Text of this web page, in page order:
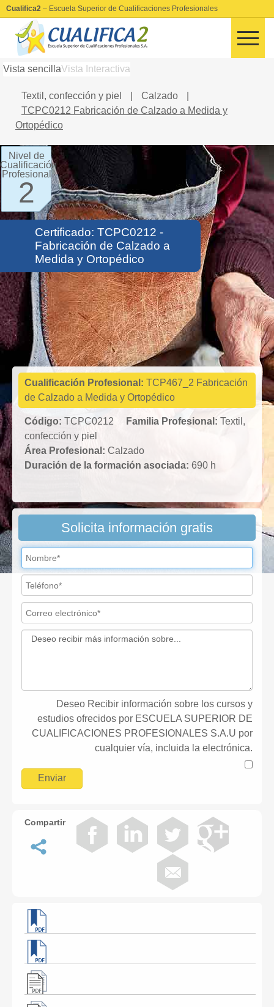
Cualifica2 – Escuela Superior de Cualificaciones Profesionales
Vista sencillaVista Interactiva
Textil, confección y piel Calzado
TCPC0212 Fabricación de Calzado a Medida y
Ortopédico
Nivel de
Cualificación
Profesional
2
Certificado: TCPC0212 -
Fabricación de Calzado a
Medida y Ortopédico
Textil,
confección y
piel
Cualificación Profesional: TCP467_2 Fabricación
de Calzado a Medida y Ortopédico
Código: TCPC0212 Familia Profesional: Textil,
confección y piel
Área Profesional: Calzado
Duración de la formación asociada: 690 h
Solicita información gratis
Deseo Recibir información sobre los cursos y
estudios ofrecidos por ESCUELA SUPERIOR DE
CUALIFICACIONES PROFESIONALES S.A.U por
cualquier vía, incluida la electrónica.
Compartir